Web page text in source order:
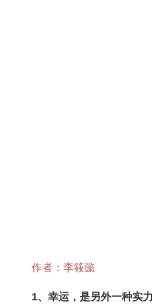
作者：李筱懿
1、幸运，是另外一种实力